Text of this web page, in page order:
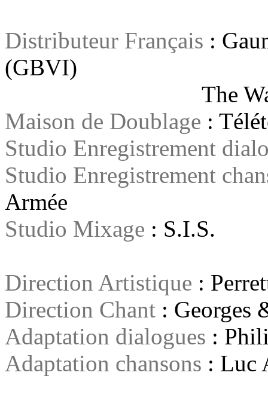
Distributeur Français :
(GBVI)
The Walt
Maison de Doublage :
Studio Enregistrement
Studio Enregistrement
Armée
Studio Mixage : S.I.S.
Direction Artistique :
Direction Chant : Georges
Adaptation dialogues :
Adaptation chansons : Luc